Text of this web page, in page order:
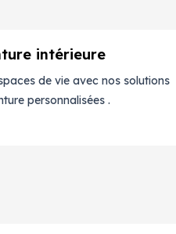
intérieure
de vie avec nos solutions
personnalisées .